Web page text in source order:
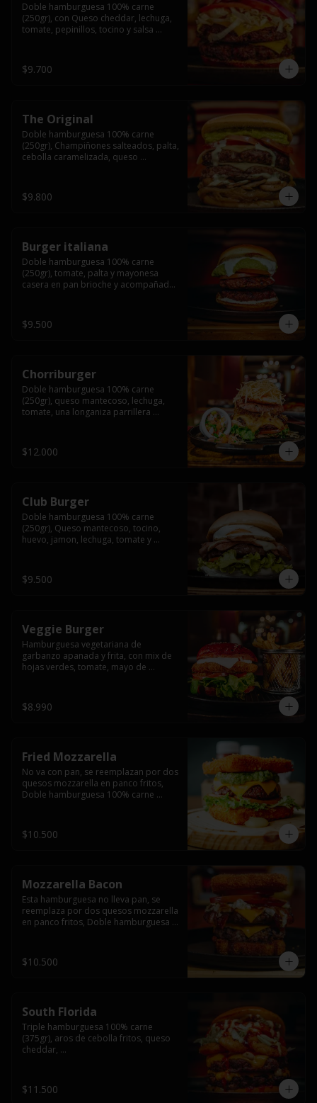
Doble hamburguesa 100% carne
(250gr), con Queso cheddar, lechuga,
tomate, pepinillos, tocino y salsa
$9.700
The Original
Doble hamburguesa 100% carne
(250gr), Champiñones salteados, palta,
cebolla caramelizada, queso
fritas.
$9.800
Burger italiana
Doble hamburguesa 100% carne
(250gr), tomate, palta y mayonesa
casera en pan brioche y acompañado
$9.500
Chorriburger
Doble hamburguesa 100% carne
(250gr), queso mantecoso, lechuga,
tomate, una longaniza parrillera
papas fritas.
$12.000
Club Burger
Doble hamburguesa 100% carne
(250gr), Queso mantecoso, tocino,
huevo, jamon, lechuga, tomate y
$9.500
Veggie Burger
Hamburguesa vegetariana de
garbanzo apanada y frita, con mix de
hojas verdes, tomate, mayo de
$8.990
Fried Mozzarella
No va con pan, se reemplazan por dos
quesos mozzarella en panco fritos,
Doble hamburguesa 100% carne
$10.500
Mozzarella Bacon
Esta hamburguesa no lleva pan, se
reemplaza por dos quesos mozzarella
en panco fritos, Doble hamburguesa
salsa BBQ acompañado de papas
fritas.
$10.500
South Florida
Triple hamburguesa 100% carne
(375gr), aros de cebolla fritos, queso
cheddar,
$11.500